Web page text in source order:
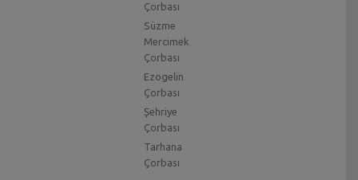
Çorbası
Süzme
Mercimek
Çorbası
Ezogelin
Çorbası
Şehriye
Çorbası
Tarhana
Çorbası